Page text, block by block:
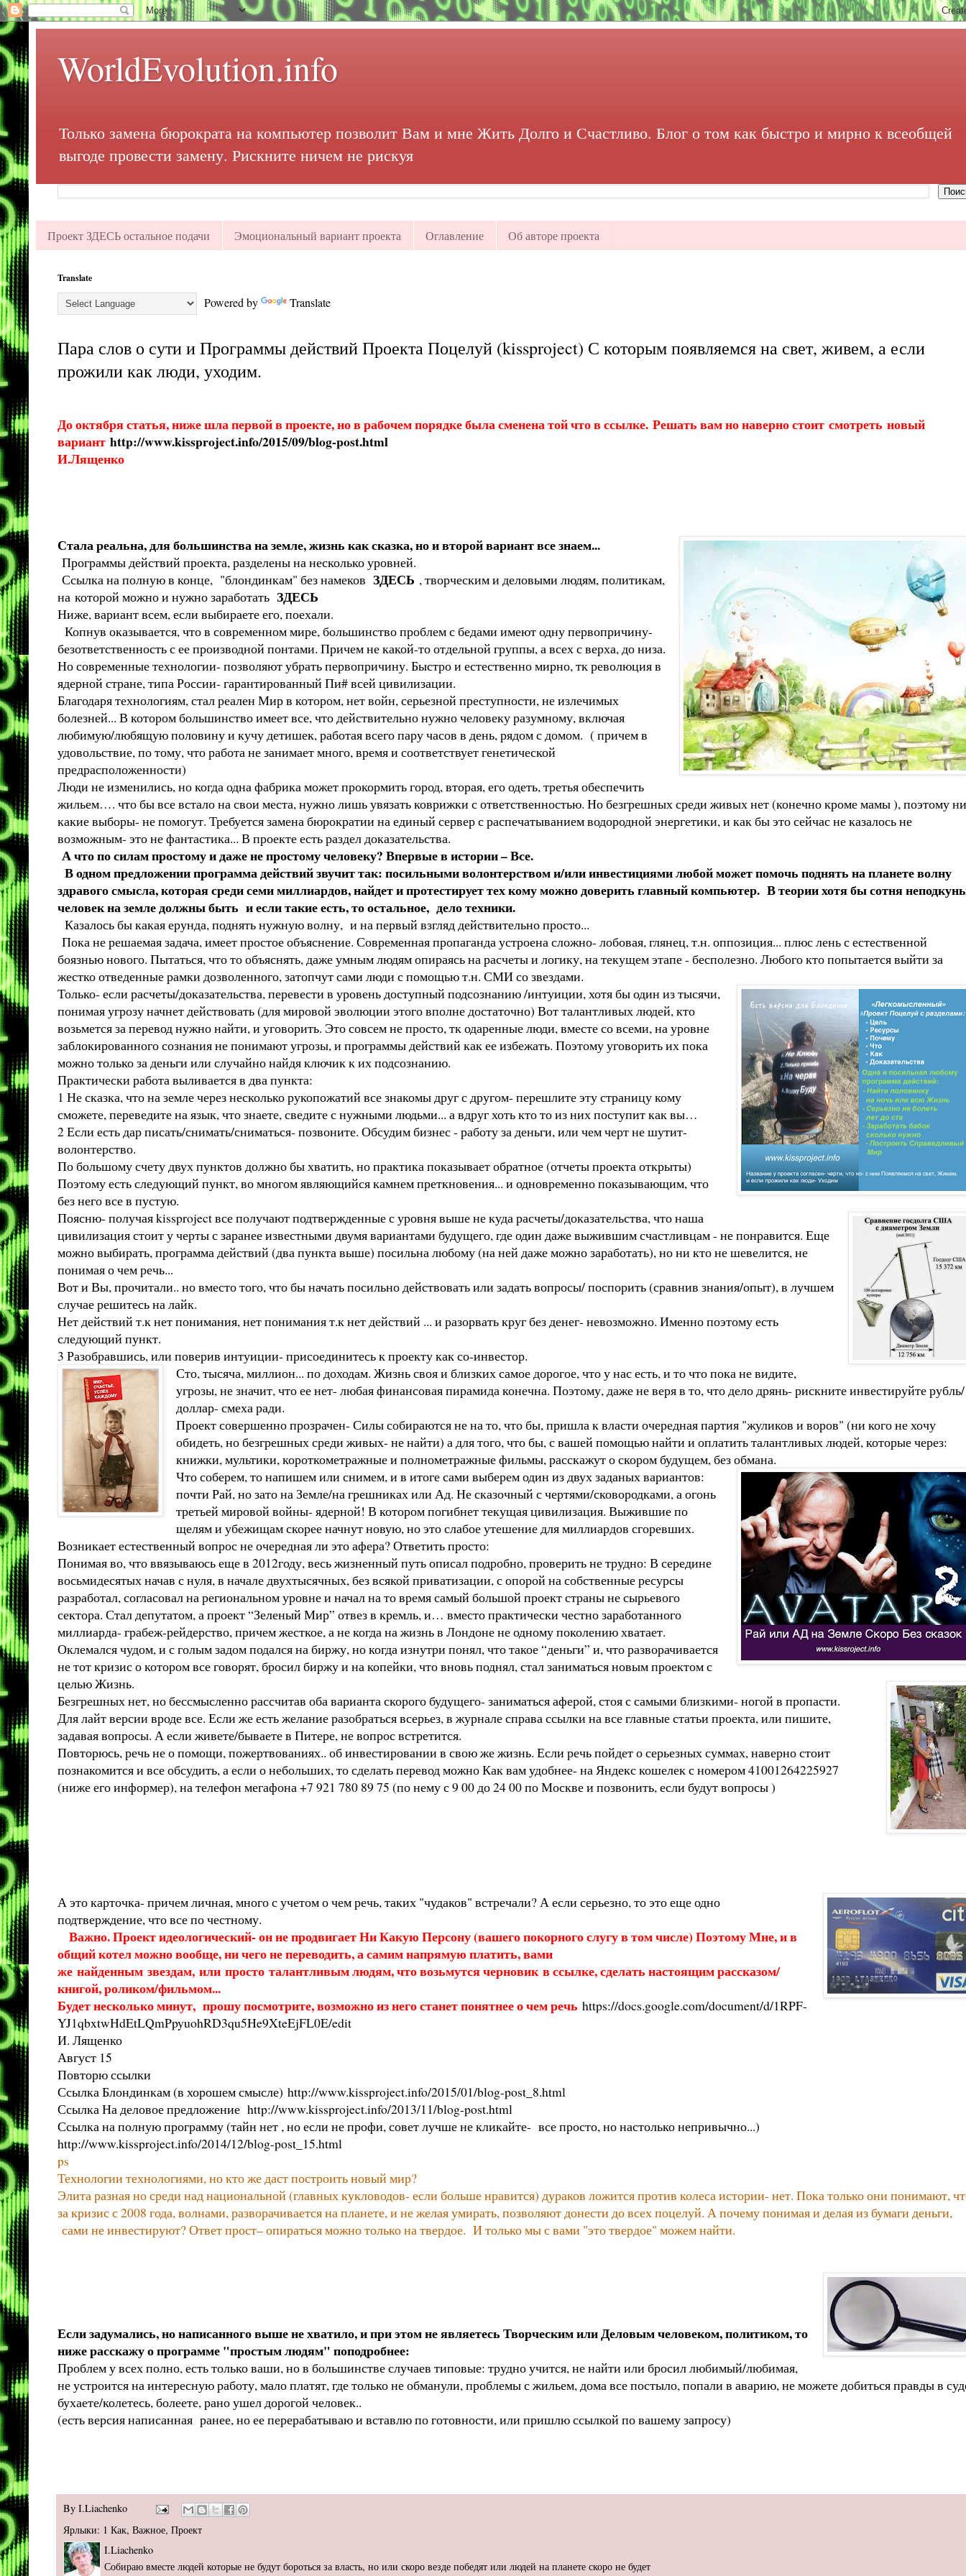
WorldEvolution.info
Только замена бюрократа на компьютер позволит Вам и мне Жить Долго и Счастливо. Блог о том как быстро и мирно к всеобщей
выгоде провести замену. Рискните ничем не рискуя
Проект ЗДЕСЬ остальное подачи Эмоциональный вариант проекта Оглавление Об авторе проекта
Translate
Powered by Translate
Пара слов о сути и Программы действий Проекта Поцелуй (kissproject) С которым появляемся на свет, живем, а если
прожили как люди, уходим.
До октября статья, ниже шла первой в проекте, но в рабочем порядке была сменена той что в ссылке. Решать вам но наверно стоит смотреть новый
вариант http://www.kissproject.info/2015/09/blog-post.html
И.Лященко
Стала реальна, для большинства на земле, жизнь как сказка, но и второй вариант все знаем...
Программы действий проекта, разделены на несколько уровней.
Ссылка на полную в конце, "блондинкам" без намеков ЗДЕСЬ , творческим и деловыми людям, политикам,
на которой можно и нужно заработать ЗДЕСЬ
Ниже, вариант всем, если выбираете его, поехали.
Копнув оказывается, что в современном мире, большинство проблем с бедами имеют одну первопричину-
безответственность с ее производной понтами. Причем не какой-то отдельной группы, а всех с верха, до низа.
Но современные технологии- позволяют убрать первопричину. Быстро и естественно мирно, тк революция в
ядерной стране, типа России- гарантированный Пи# всей цивилизации.
Благодаря технологиям, стал реален Мир в котором, нет войн, серьезной преступности, не излечимых
болезней... В котором большинство имеет все, что действительно нужно человеку разумному, включая
любимую/любящую половину и кучу детишек, работая всего пару часов в день, рядом с домом. ( причем в
удовольствие, по тому, что работа не занимает много, время и соответствует генетической
предрасположенности)
Люди не изменились, но когда одна фабрика может прокормить город, вторая, его одеть, третья обеспечить
жильем…. что бы все встало на свои места, нужно лишь увязать коврижки с ответственностью. Но безгрешных среди живых нет (конечно кроме мамы ), поэтому ни
какие выборы- не помогут. Требуется замена бюрократии на единый сервер с распечатыванием водородной энергетики, и как бы это сейчас не казалось не
возможным- это не фантастика... В проекте есть раздел доказательства.
А что по силам простому и даже не простому человеку? Впервые в истории – Все.
В одном предложении программа действий звучит так: посильными волонтерством и/или инвестициями любой может помочь поднять на планете волну
здравого смысла, которая среди семи миллиардов, найдет и протестирует тех кому можно доверить главный компьютер. В теории хотя бы сотня
человек на земле должны быть и если такие есть, то остальное, дело техники.
Казалось бы какая ерунда, поднять нужную волну, и на первый взгляд действительно просто...
Пока не решаемая задача, имеет простое объяснение. Современная пропаганда устроена сложно- лобовая, глянец, т.н. оппозиция... плюс лень с естественной
боязнью нового. Пытаться, что то объяснять, даже умным людям опираясь на расчеты и логику, на текущем этапе - бесполезно. Любого кто попытается выйти за
жестко отведенные рамки дозволенного, затопчут сами люди с помощью т.н. СМИ со звездами.
Только- если расчеты/доказательства, перевести в уровень доступный подсознанию /интуиции, хотя бы один из тысячи,
понимая угрозу начнет действовать (для мировой эволюции этого вполне достаточно) Вот талантливых людей, кто
возьмется за перевод нужно найти, и уговорить. Это совсем не просто, тк одаренные люди, вместе со всеми, на уровне
заблокированного сознания не понимают угрозы, и программы действий как ее избежать. Поэтому уговорить их пока
можно только за деньги или случайно найдя ключик к их подсознанию.
Практически работа выливается в два пункта:
1 Не сказка, что на земле через несколько рукопожатий все знакомы друг с другом- перешлите эту страницу кому
сможете, переведите на язык, что знаете, сведите с нужными людьми... а вдруг хоть кто то из них поступит как вы…
2 Если есть дар писать/снимать/сниматься- позвоните. Обсудим бизнес - работу за деньги, или чем черт не шутит-
волонтерство.
По большому счету двух пунктов должно бы хватить, но практика показывает обратное (отчеты проекта открыты)
Поэтому есть следующий пункт, во многом являющийся камнем преткновения... и одновременно показывающим, что
без него все в пустую.
Поясню- получая kissproject все получают подтвержденные с уровня выше не куда расчеты/доказательства, что наша
цивилизация стоит у черты с заранее известными двумя вариантами будущего, где один даже выжившим счастливцам - не понравится. Еще
можно выбирать, программа действий (два пункта выше) посильна любому (на ней даже можно заработать), но ни кто не шевелится, не
понимая о чем речь...
Вот и Вы, прочитали.. но вместо того, что бы начать посильно действовать или задать вопросы/ поспорить (сравнив знания/опыт), в лучшем
случае решитесь на лайк.
Нет действий т.к нет понимания, нет понимания т.к нет действий ... и разорвать круг без денег- невозможно. Именно поэтому есть
следующий пункт.
3 Разобравшись, или поверив интуиции- присоединитесь к проекту как со-инвестор.
Сто, тысяча, миллион... по доходам. Жизнь своя и близких самое дорогое, что у нас есть, и то что пока не видите,
угрозы, не значит, что ее нет- любая финансовая пирамида конечна. Поэтому, даже не веря в то, что дело дрянь- рискните инвестируйте рубль/
доллар- смеха ради.
Проект совершенно прозрачен- Силы собираются не на то, что бы, пришла к власти очередная партия "жуликов и воров" (ни кого не хочу
обидеть, но безгрешных среди живых- не найти) а для того, что бы, с вашей помощью найти и оплатить талантливых людей, которые через:
книжки, мультики, короткометражные и полнометражные фильмы, расскажут о скором будущем, без обмана.
Что соберем, то напишем или снимем, и в итоге сами выберем один из двух заданых вариантов:
почти Рай, но зато на Земле/на грешниках или Ад. Не сказочный с чертями/сковородками, а огонь
третьей мировой войны- ядерной! В котором погибнет текущая цивилизация. Выжившие по
щелям и убежищам скорее начнут новую, но это слабое утешение для миллиардов сгоревших.
Возникает естественный вопрос не очередная ли это афера? Ответить просто:
Понимая во, что ввязываюсь еще в 2012году, весь жизненный путь описал подробно, проверить не трудно: В середине
восьмидесятых начав с нуля, в начале двухтысячных, без всякой приватизации, с опорой на собственные ресурсы
разработал, согласовал на региональном уровне и начал на то время самый большой проект страны не сырьевого
сектора. Стал депутатом, а проект “Зеленый Мир” отвез в кремль, и… вместо практически честно заработанного
миллиарда- грабеж-рейдерство, причем жесткое, а не когда на жизнь в Лондоне не одному поколению хватает.
Оклемался чудом, и с голым задом подался на биржу, но когда изнутри понял, что такое “деньги” и, что разворачивается
не тот кризис о котором все говорят, бросил биржу и на копейки, что вновь поднял, стал заниматься новым проектом с
целью Жизнь.
Безгрешных нет, но бессмысленно рассчитав оба варианта скорого будущего- заниматься аферой, стоя с самыми близкими- ногой в пропасти.
Для лайт версии вроде все. Если же есть желание разобраться всерьез, в журнале справа ссылки на все главные статьи проекта, или пишите,
задавая вопросы. А если живете/бываете в Питере, не вопрос встретится.
Повторюсь, речь не о помощи, пожертвованиях.. об инвестировании в свою же жизнь. Если речь пойдет о серьезных суммах, наверно стоит
познакомится и все обсудить, а если о небольших, то сделать перевод можно Как вам удобнее- на Яндекс кошелек с номером 41001264225927
(ниже его информер), на телефон мегафона +7 921 780 89 75 (по нему с 9 00 до 24 00 по Москве и позвонить, если будут вопросы )
А это карточка- причем личная, много с учетом о чем речь, таких "чудаков" встречали? А если серьезно, то это еще одно
подтверждение, что все по честному.
Важно. Проект идеологический- он не продвигает Ни Какую Персону (вашего покорного слугу в том числе) Поэтому Мне, и в
общий котел можно вообще, ни чего не переводить, а самим напрямую платить, вами
же найденным звездам, или просто талантливым людям, что возьмутся черновик в ссылке, сделать настоящим рассказом/
книгой, роликом/фильмом...
Будет несколько минут, прошу посмотрите, возможно из него станет понятнее о чем речь https://docs.google.com/document/d/1RPF-
YJ1qbxtwHdEtLQmPpyuohRD3qu5He9XteEjFL0E/edit
И. Лященко
Август 15
Повторю ссылки
Ссылка Блондинкам (в хорошем смысле) http://www.kissproject.info/2015/01/blog-post_8.html
Ссылка На деловое предложение http://www.kissproject.info/2013/11/blog-post.html
Ссылка на полную программу (тайн нет , но если не профи, совет лучше не кликайте- все просто, но настолько непривычно...)
http://www.kissproject.info/2014/12/blog-post_15.html
ps
Технологии технологиями, но кто же даст построить новый мир?
Элита разная но среди над национальной (главных кукловодов- если больше нравится) дураков ложится против колеса истории- нет. Пока только они понимают,
за кризис с 2008 года, волнами, разворачивается на планете, и не желая умирать, позволяют донести до всех поцелуй. А почему понимая и делая из бумаги деньги,
сами не инвестируют? Ответ прост– опираться можно только на твердое. И только мы с вами "это твердое" можем найти.
Если задумались, но написанного выше не хватило, и при этом не являетесь Творческим или Деловым человеком, политиком, то
ниже расскажу о программе "простым людям" поподробнее:
Проблем у всех полно, есть только ваши, но в большинстве случаев типовые: трудно учится, не найти или бросил любимый/любимая,
не устроится на интересную работу, мало платят, где только не обманули, проблемы с жильем, дома все постыло, попали в аварию, не можете добиться правды в
бухаете/колетесь, болеете, рано ушел дорогой человек..
(есть версия написанная ранее, но ее перерабатываю и вставлю по готовности, или пришлю ссылкой по вашему запросу)
By I.Liachenko
Ярлыки: 1 Как, Важное, Проект
I.Liachenko
Собираю вместе людей которые не будут бороться за власть, но или скоро везде победят или людей на планете скоро не будет